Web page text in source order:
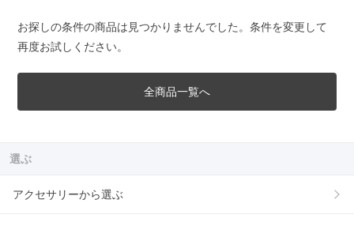
お探しの条件の商品は見つかりませんでした。条件を変更して
再度お試しください。
全商品一覧へ
選ぶ
アクセサリーから選ぶ